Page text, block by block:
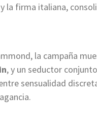
la firma italiana,
la campaña
, y un seductor
sensualidad